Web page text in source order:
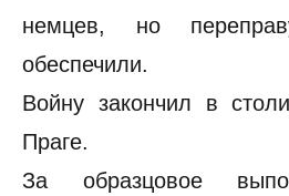
немцев, но
обеспечили.
Войну закончил в
Праге.
За образцовое